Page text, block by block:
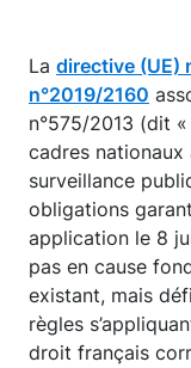
La directive (UE)
n°2019/2160
n°575/2013 (dit
cadres nationaux
surveillance
obligations
application le 8
pas en cause
existant, mais
règles
droit français